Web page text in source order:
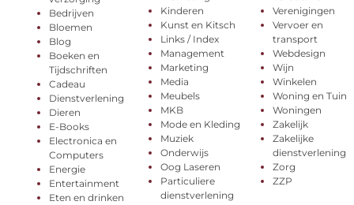
Bedrijven
Bloemen
Blog
Boeken en
Tijdschriften
Cadeau
Dienstverlening
Dieren
E-Books
Electronica en
Computers
Energie
Entertainment
Eten en drinken
Kinderen
Kunst en Kitsch
Links / Index
Management
Marketing
Media
Meubels
MKB
Mode en Kleding
Muziek
Onderwijs
Oog Laseren
Particuliere
dienstverlening
Verenigingen
Vervoer en
transport
Webdesign
Wijn
Winkelen
Woning en Tuin
Woningen
Zakelijk
Zakelijke
dienstverlening
Zorg
ZZP